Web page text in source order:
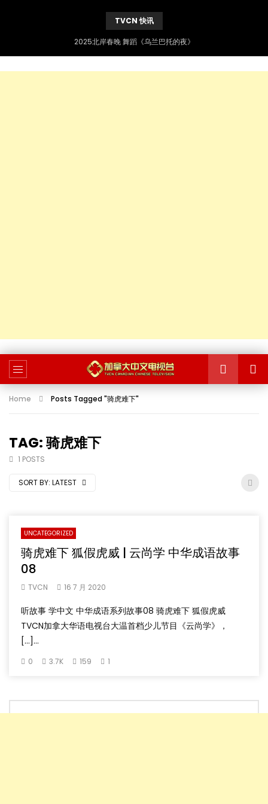
TVCN 快讯
2025北岸春晚 舞蹈《乌兰巴托的夜》
Home Posts Tagged "骑虎难下"
TAG: 骑虎难下
1 POSTS
SORT BY: LATEST
UNCATEGORIZED
骑虎难下 狐假虎威 | 云尚学 中华成语故事
08
TVCN 16 7 月 2020
听故事 学中文 中华成语系列故事08 骑虎难下 狐假虎威
TVCN加拿大华语电视台大温首档少儿节目《云尚学》，
[…]...
0 3.7K 159 1